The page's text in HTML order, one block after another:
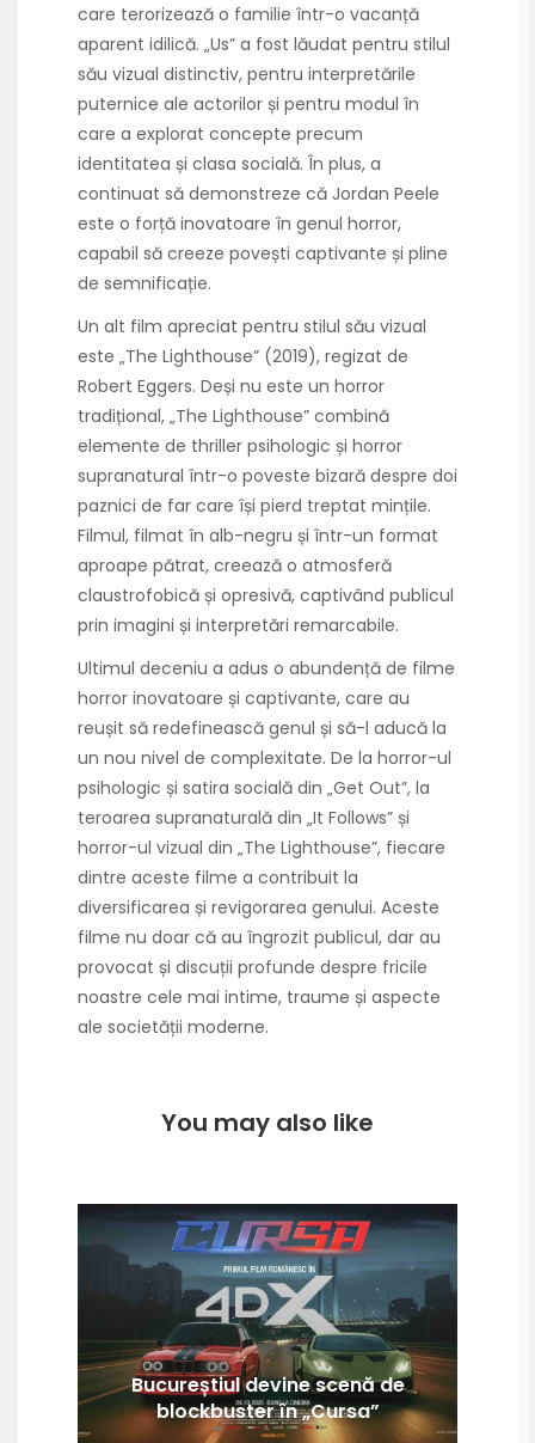
care terorizează o familie într-o vacanță
aparent idilică. „Us” a fost lăudat pentru stilul
său vizual distinctiv, pentru interpretările
puternice ale actorilor și pentru modul în
care a explorat concepte precum
identitatea și clasa socială. În plus, a
continuat să demonstreze că Jordan Peele
este o forță inovatoare în genul horror,
capabil să creeze povești captivante și pline
de semnificație.
Un alt film apreciat pentru stilul său vizual
este „The Lighthouse” (2019), regizat de
Robert Eggers. Deși nu este un horror
tradițional, „The Lighthouse” combină
elemente de thriller psihologic și horror
supranatural într-o poveste bizară despre doi
paznici de far care își pierd treptat mințile.
Filmul, filmat în alb-negru și într-un format
aproape pătrat, creează o atmosferă
claustrofobică și opresivă, captivând publicul
prin imagini și interpretări remarcabile.
Ultimul deceniu a adus o abundență de filme
horror inovatoare și captivante, care au
reușit să redefinească genul și să-l aducă la
un nou nivel de complexitate. De la horror-ul
psihologic și satira socială din „Get Out”, la
teroarea supranaturală din „It Follows” și
horror-ul vizual din „The Lighthouse”, fiecare
dintre aceste filme a contribuit la
diversificarea și revigorarea genului. Aceste
filme nu doar că au îngrozit publicul, dar au
provocat și discuții profunde despre fricile
noastre cele mai intime, traume și aspecte
ale societății moderne.
You may also like
Bucureștiul devine scenă de
blockbuster în „Cursa”